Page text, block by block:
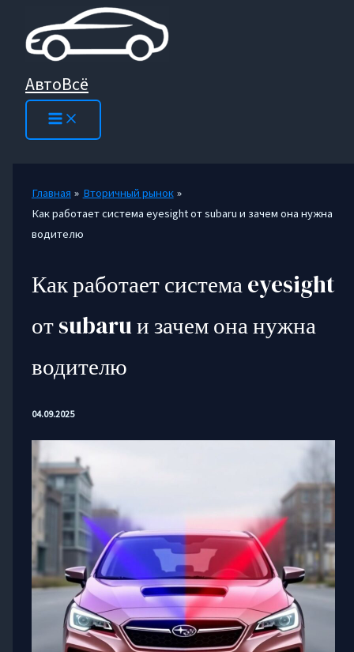
содержимому
АвтоВсё
Главная
Вторичный рынок
Как работает система eyesight от subaru и зачем она нужна
водителю
Как работает система eyesight
от subaru и зачем она нужна
водителю
04.09.2025